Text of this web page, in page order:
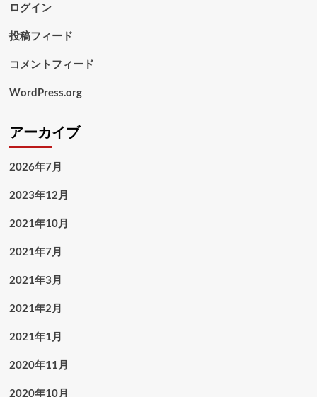
ログイン
投稿フィード
コメントフィード
WordPress.org
アーカイブ
2026年7月
2023年12月
2021年10月
2021年7月
2021年3月
2021年2月
2021年1月
2020年11月
2020年10月